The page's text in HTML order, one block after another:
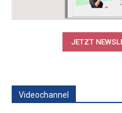
JETZT
Videochannel